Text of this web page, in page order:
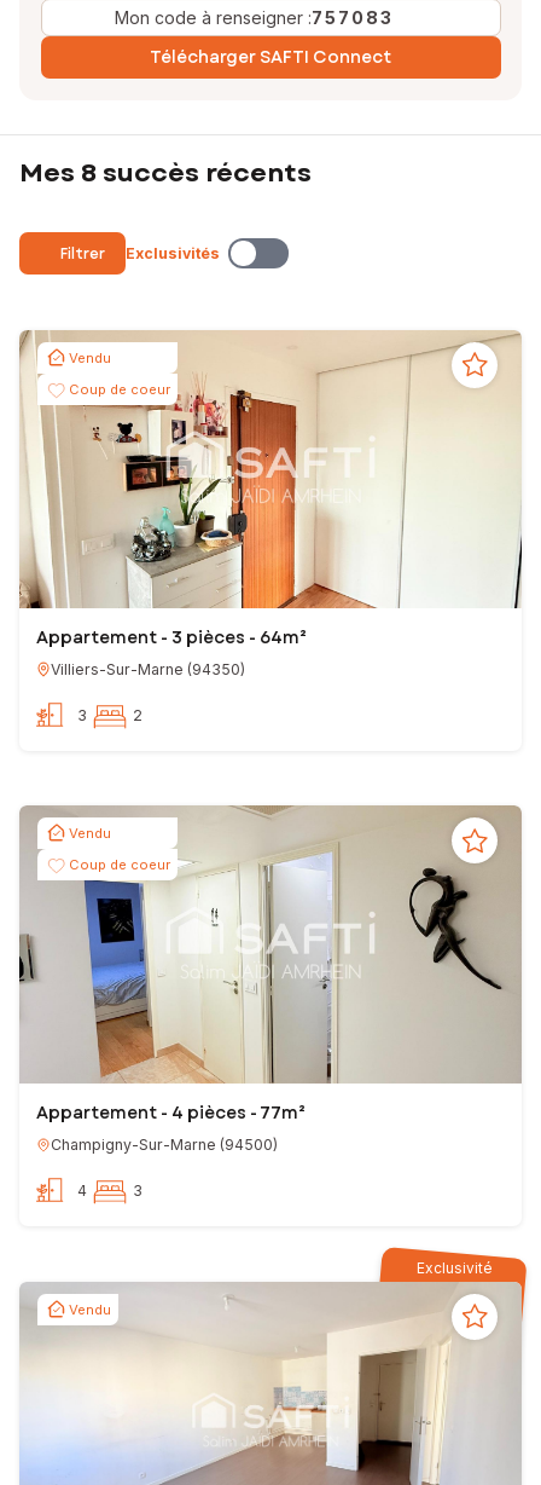
Mon code à renseigner :757083
Télécharger SAFTI Connect
Mes 8 succès récents
Filtrer Exclusivités
Vendu
Coup de coeur
Appartement - 3 pièces - 64m²
Villiers-Sur-Marne (94350)
3 2
Vendu
Coup de coeur
Appartement - 4 pièces - 77m²
Champigny-Sur-Marne (94500)
4 3
Exclusivité
Vendu